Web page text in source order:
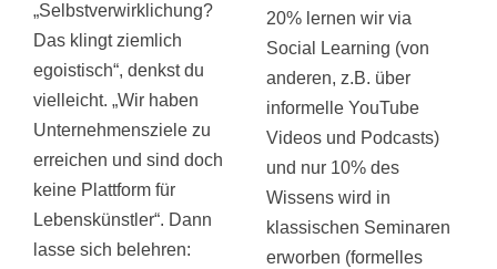
„Selbstverwirklichung?
Das klingt ziemlich
egoistisch“, denkst du
vielleicht. „Wir haben
Unternehmensziele zu
erreichen und sind doch
keine Plattform für
Lebenskünstler“. Dann
lasse sich belehren:
20% lernen wir via
Social Learning (von
anderen, z.B. über
informelle YouTube
Videos und Podcasts)
und nur 10% des
Wissens wird in
klassischen Seminaren
erworben (formelles